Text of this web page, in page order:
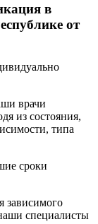
в
от
врачи
из состояния,
типа
сроки
зависимого
специалисты